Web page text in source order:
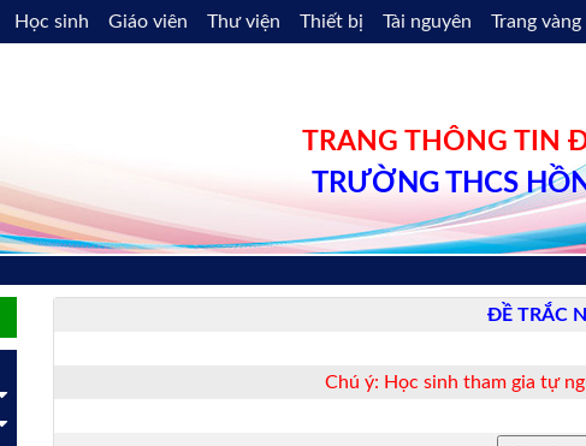
Học sinh Giáo viên Thư viện Thiết bị Tài nguyên Trang vàng
TRANG THÔNG TIN
TRƯỜNG THCS
ĐỀ TRẮC
Chú ý: Học sinh tham gia tự